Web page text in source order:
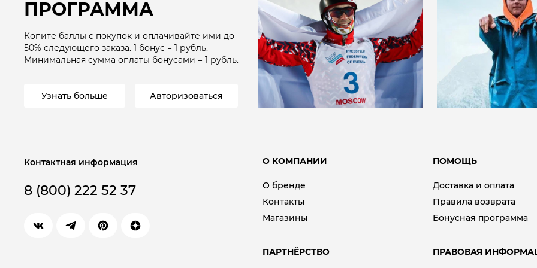
ПРОГРАММА
Копите баллы с покупок и оплачивайте ими до
50% следующего заказа. 1 бонус = 1 рубль.
Минимальная сумма оплаты бонусами = 1 рубль.
Узнать больше Авторизоваться
Контактная информация
8 (800) 222 52 37
О КОМПАНИИ
О бренде
Контакты
Магазины
ПОМОЩЬ
Доставка и оплата
Правила возврата
Бонусная программа
ПАРТНЁРСТВО ПРАВОВАЯ